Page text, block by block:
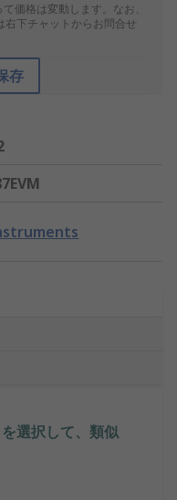
価格は変動します。なお、
下チャットからお問合せ
存
選択して、類似